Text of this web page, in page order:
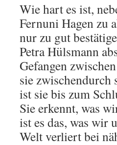
Wie hart es ist,
Fernuni Hagen zu
nur zu gut
Petra Hülsmann
Gefangen
sie
ist sie bis zum
Sie erkennt, was
ist es das, was wir
Welt verliert bei